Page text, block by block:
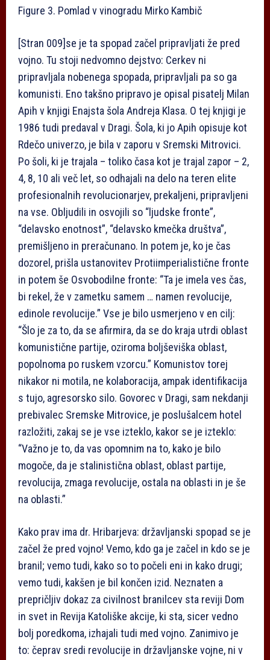
Figure 3. Pomlad v vinogradu Mirko Kambič
[Stran 009]se je ta spopad začel pripravljati že pred
vojno. Tu stoji nedvomno dejstvo: Cerkev ni
pripravljala nobenega spopada, pripravljali pa so ga
komunisti. Eno takšno pripravo je opisal pisatelj Milan
Apih v knjigi Enajsta šola Andreja Klasa. O tej knjigi je
1986 tudi predaval v Dragi. Šola, ki jo Apih opisuje kot
Rdečo univerzo, je bila v zaporu v Sremski Mitrovici.
Po šoli, ki je trajala – toliko časa kot je trajal zapor – 2,
4, 8, 10 ali več let, so odhajali na delo na teren elite
profesionalnih revolucionarjev, prekaljeni, pripravljeni
na vse. Obljudili in osvojili so “ljudske fronte”,
“delavsko enotnost”, “delavsko kmečka društva”,
premišljeno in preračunano. In potem je, ko je čas
dozorel, prišla ustanovitev Protiimperialistične fronte
in potem še Osvobodilne fronte: “Ta je imela ves čas,
bi rekel, že v zametku samem … namen revolucije,
edinole revolucije.” Vse je bilo usmerjeno v en cilj:
“Šlo je za to, da se afirmira, da se do kraja utrdi oblast
komunistične partije, oziroma boljševiška oblast,
popolnoma po ruskem vzorcu.” Komunistov torej
nikakor ni motila, ne kolaboracija, ampak identifikacija
s tujo, agresorsko silo. Govorec v Dragi, sam nekdanji
prebivalec Sremske Mitrovice, je poslušalcem hotel
razložiti, zakaj se je vse izteklo, kakor se je izteklo:
“Važno je to, da vas opomnim na to, kako je bilo
mogoče, da je stalinistična oblast, oblast partije,
revolucija, zmaga revolucije, ostala na oblasti in je še
na oblasti.”
Kako prav ima dr. Hribarjeva: državljanski spopad se je
začel že pred vojno! Vemo, kdo ga je začel in kdo se je
branil; vemo tudi, kako so to počeli eni in kako drugi;
vemo tudi, kakšen je bil končen izid. Neznaten a
prepričljiv dokaz za civilnost branilcev sta reviji Dom
in svet in Revija Katoliške akcije, ki sta, sicer vedno
bolj poredkoma, izhajali tudi med vojno. Zanimivo je
to: čeprav sredi revolucije in državljanske vojne, ni v